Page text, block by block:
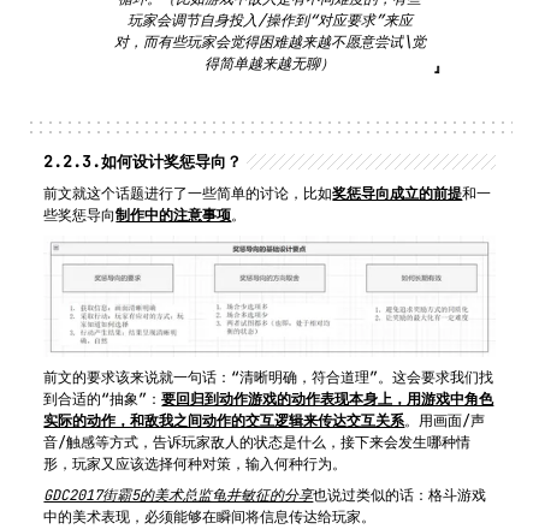
玩家会调节自身投入/操作到“对应要求”来应
对，而有些玩家会觉得困难越来越不愿意尝试\觉
得简单越来越无聊）
2.2.3.如何设计奖惩导向？
前文就这个话题进行了一些简单的讨论，比如奖惩导向成立的前提和一
些奖惩导向制作中的注意事项。
前文的要求该来说就一句话：“清晰明确，符合道理”。这会要求我们找
到合适的“抽象”：要回归到动作游戏的动作表现本身上，用游戏中角色
实际的动作，和敌我之间动作的交互逻辑来传达交互关系。用画面/声
音/触感等方式，告诉玩家敌人的状态是什么，接下来会发生哪种情
形，玩家又应该选择何种对策，输入何种行为。
GDC2017街霸5的美术总监龟井敏征的分享也说过类似的话：格斗游戏
中的美术表现，必须能够在瞬间将信息传达给玩家。